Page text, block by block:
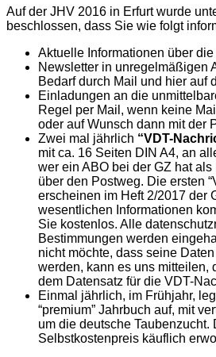
Auf der JHV 2016 in Erfurt wurde
beschlossen, dass Sie wie folgt
Aktuelle Informationen über
Newsletter in unregelmäßigen
Bedarf durch Mail und hier auf
Einladungen an die
Regel per Mail, wenn keine
oder auf Wunsch dann mit der
Zwei mal jährlich “VDT-
mit ca. 16 Seiten DIN A4, an
wer ein ABO bei der GZ hat
über den Postweg. Die ersten
erscheinen im Heft 2/2017 der
wesentlichen Informationen
Sie kostenlos. Alle
Bestimmungen werden
nicht möchte, dass seine
werden, kann es uns mitteilen,
dem Datensatz für die VDT-
Einmal jährlich, im Frühjahr,
“premium” Jahrbuch auf, mit
um die deutsche Taubenzucht.
Selbstkostenpreis käuflich